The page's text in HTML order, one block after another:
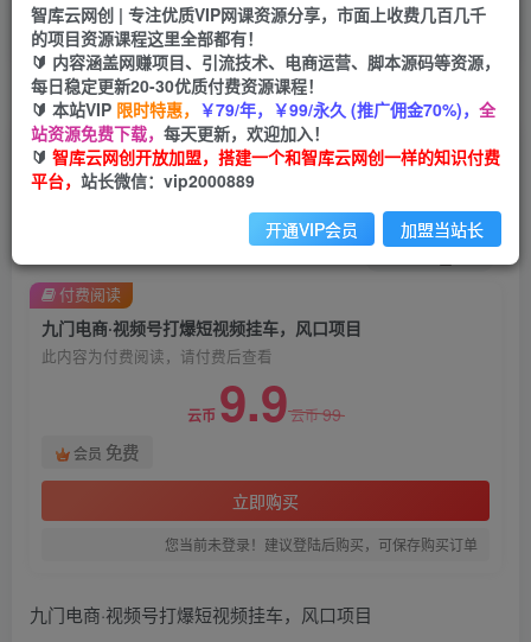
网赚网创 项目
365天稳定跟新
APP下载
GO
首页 创业课程 会员免费 正文
九门电商·视频号打爆短视频挂车，风口项目
关注 私信
九门电商·视频号打爆短视频挂车，风口项目
此内容为付费阅读，请付费后查看
云币 9.9云币99
会员 免费
立即购买
您当前未登录！建议登陆后购买，可保存购买订单
付费阅读
九门电商·视频号打爆短视频挂车，风口项目
智库云网创 | 专注优质VIP网课资源分享，市面上收费几百几千
的项目资源课程这里全部都有！
🔰 内容涵盖网赚项目、引流技术、电商运营、脚本源码等资源，
每日稳定更新20-30优质付费资源课程！
🔰 本站VIP 限时特惠， ￥79/年，￥99/永久 (推广佣金70%)， 全
站资源免费下载， 每天更新，欢迎加入！
🔰 智库云网创开放加盟，搭建一个和智库云网创一样的知识付费
平台， 站长微信：vip2000889
开通VIP会员 加盟当站长